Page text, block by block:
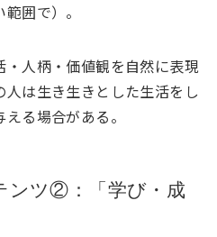
囲で）。
・人柄・価値観を自然に表現
は生き生きとした生活をし
る場合がある。
ンツ②：「学び・成